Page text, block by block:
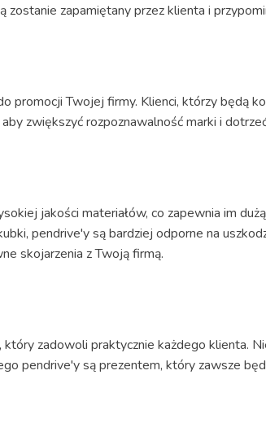
zostanie zapamiętany przez klienta i
promocji Twojej firmy. Klienci, którzy będą
zwiększyć rozpoznawalność marki i
jakości materiałów, co zapewnia im
pendrive'y są bardziej odporne na
skojarzenia z Twoją firmą.
zadowoli praktycznie każdego klienta.
pendrive'y są prezentem, który zawsze